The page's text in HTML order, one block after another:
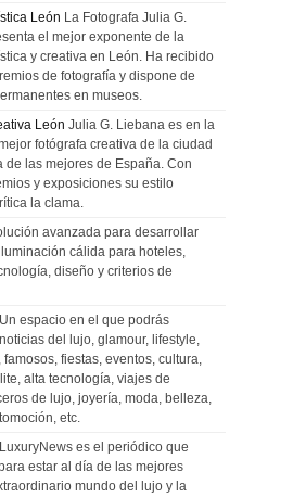
León La Fotografa Julia G.
el mejor exponente de la
y creativa en León. Ha recibido
de fotografía y dispone de
en museos.
León Julia G. Liebana es en la
fotógrafa creativa de la ciudad
de las mejores de España. Con
y exposiciones su estilo
la clama.
avanzada para desarrollar
cálida para hoteles,
diseño y criterios de
Un espacio en el que podrás
del lujo, glamour, lifestyle,
fiestas, eventos, cultura,
alta tecnología, viajes de
de lujo, joyería, moda, belleza,
etc.
LuxuryNews es el periódico que
estar al día de las mejores
mundo del lujo y la